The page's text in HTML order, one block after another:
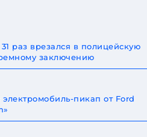
раз врезался в полицейскую
заключению
пикап от Ford